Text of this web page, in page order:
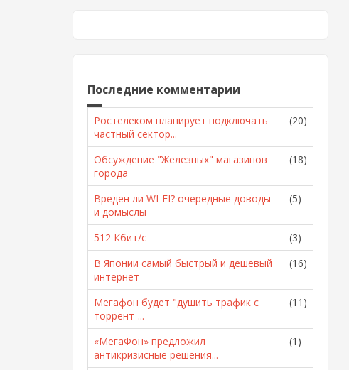
Последние комментарии
Ростелеком планирует подключать
частный сектор...
(20)
Обсуждение "Железных" магазинов
города
(18)
Вреден ли WI-FI? очередные доводы
и домыслы
(5)
512 Кбит/с
(3)
В Японии самый быстрый и дешевый
интернет
(16)
Мегафон будет "душить трафик с
торрент-...
(11)
«МегаФон» предложил
антикризисные решения...
(1)